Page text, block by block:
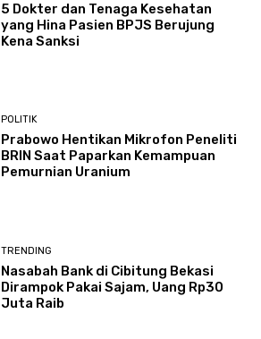
5 Dokter dan Tenaga Kesehatan
yang Hina Pasien BPJS Berujung
Kena Sanksi
POLITIK
Prabowo Hentikan Mikrofon Peneliti
BRIN Saat Paparkan Kemampuan
Pemurnian Uranium
TRENDING
Nasabah Bank di Cibitung Bekasi
Dirampok Pakai Sajam, Uang Rp30
Juta Raib